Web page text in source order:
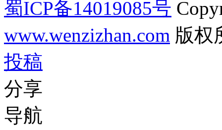
蜀ICP备14019085号
www.wenzizhan.com 版权
投稿
分享
导航